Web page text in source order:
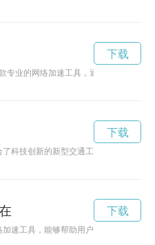
专业的网络加速工具，通过优化网络连
下载
科技创新的新型交通工具，能够快速
下载
速工具，能够帮助用户提高网络速度
下载